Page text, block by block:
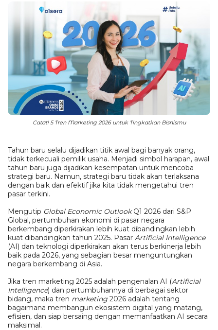
Catat! 5 Tren Marketing 2026 untuk Tingkatkan Bisnismu
Tahun baru selalu dijadikan titik awal bagi banyak orang,
tidak terkecuali pemilik usaha. Menjadi simbol harapan, awal
tahun baru juga dijadikan kesempatan untuk mencoba
strategi baru. Namun, strategi baru tidak akan terlaksana
dengan baik dan efektif jika kita tidak mengetahui tren
pasar terkini.
Mengutip Global Economic OutlookQ1 2026 dari S&P
Global, pertumbuhan ekonomi di pasar negara
berkembang diperkirakan lebih kuat dibandingkan lebih
kuat dibandingkan tahun 2025. Pasar Artificial Intelligence
(AI) dan teknologi diperkirakan akan terus berkinerja lebih
baik pada 2026, yang sebagian besar menguntungkan
negara berkembang di Asia.
Jika tren marketing 2025 adalah pengenalan AI (Artificial
Intelligence) dan pertumbuhannya di berbagai sektor
bidang, maka tren marketing 2026 adalah tentang
bagaimana membangun ekosistem digital yang matang,
efisien, dan siap bersaing dengan memanfaatkan AI secara
maksimal.